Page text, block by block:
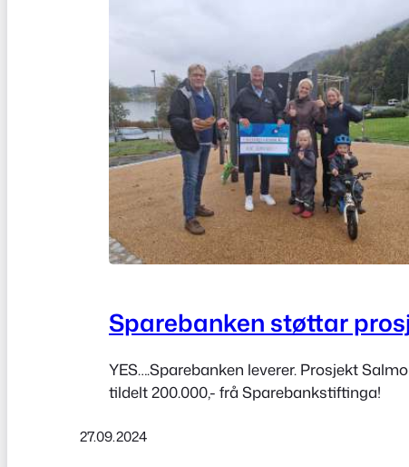
Sparebanken støttar
YES….Sparebanken leverer. Prosjekt
tildelt 200.000,- frå Sparebankstiftinga!
27.09.2024